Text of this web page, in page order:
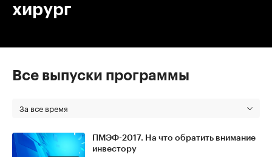
хирург
Все выпуски программы
За все время
ПМЭФ-2017. На что обратить внимание
инвестору